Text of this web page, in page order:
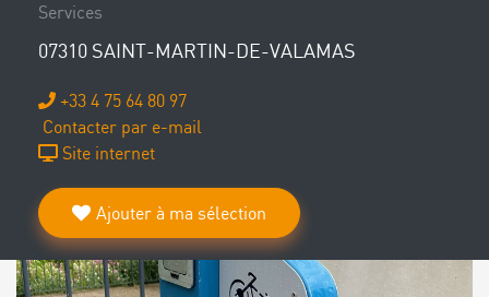
Services
07310 SAINT-MARTIN-DE-VALAMAS
+33 4 75 64 80 97
Contacter par e-mail
Site internet
Ajouter à ma sélection